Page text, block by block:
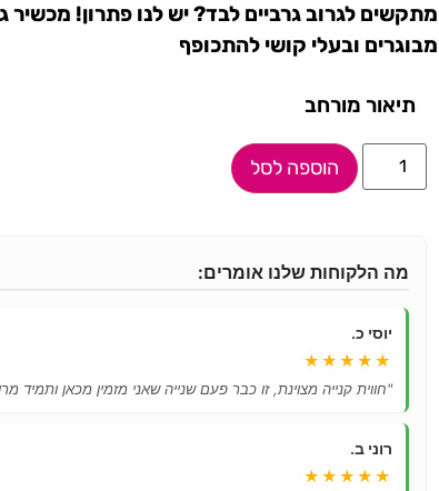
מתקשים לגרוב גרביים לבד? יש לנו פתרון! מכשיר
מבוגרים ובעלי קושי להתכופף
תיאור מורחב
הוספה לסל
מה הלקוחות שלנו אומרים:
יוסי כ.
★★★★★
"חווית קנייה מצוינת, זו כבר פעם שנייה שאני מזמין מכאן ותמיד
רוני ב.
★★★★★